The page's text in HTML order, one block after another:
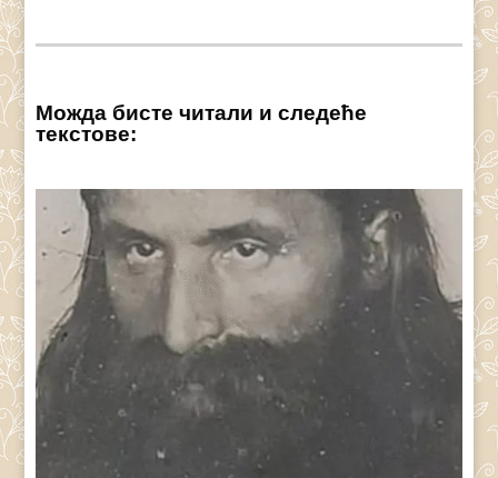
Можда бисте читали и следеће
текстове: